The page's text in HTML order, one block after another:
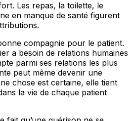
Les repas, la toilette, le
en manque de santé figurent
compagnie pour le patient.
a besoin de relations humaines
parmi ses relations les plus
peut même devenir une
chose est certaine, elle tient
la vie de chaque patient